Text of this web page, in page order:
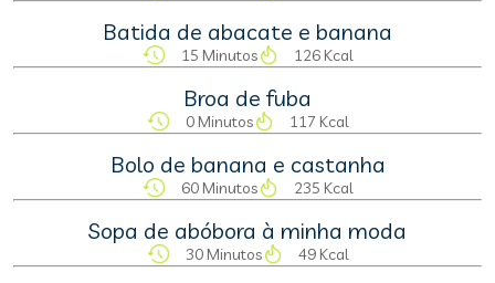
Batida de abacate e banana
15 Minutos 126 Kcal
Broa de fuba
0 Minutos 117 Kcal
Bolo de banana e castanha
60 Minutos 235 Kcal
Sopa de abóbora à minha moda
30 Minutos 49 Kcal